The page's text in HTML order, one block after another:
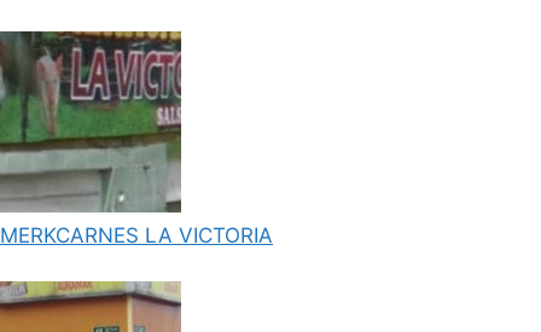
MERKCARNES LA VICTORIA